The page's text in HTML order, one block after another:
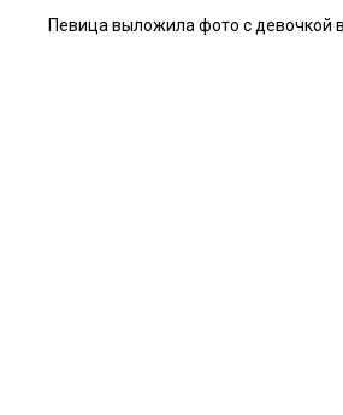
Певица выложила фото с девочкой